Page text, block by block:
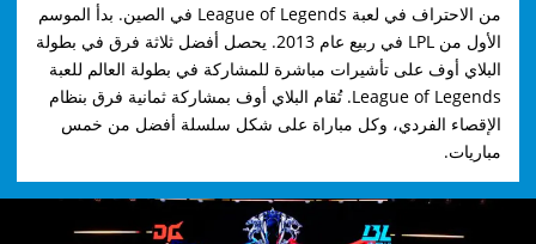
من الاحتراف في لعبة League of Legends في الصين. بدأ الموسم
الأول من LPL في ربيع عام 2013. يحصل أفضل ثلاثة فرق في بطولة
البلاي أوف على تأشيرات مباشرة للمشاركة في بطولة العالم للعبة
League of Legends. تُقام البلاي أوف بمشاركة ثمانية فرق بنظام
الإقصاء الفردي، وكل مباراة على شكل سلسلة أفضل من خمس
مباريات.